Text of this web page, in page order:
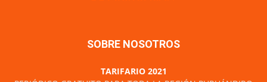
SOBRE NOSOTROS
TARIFARIO 2021